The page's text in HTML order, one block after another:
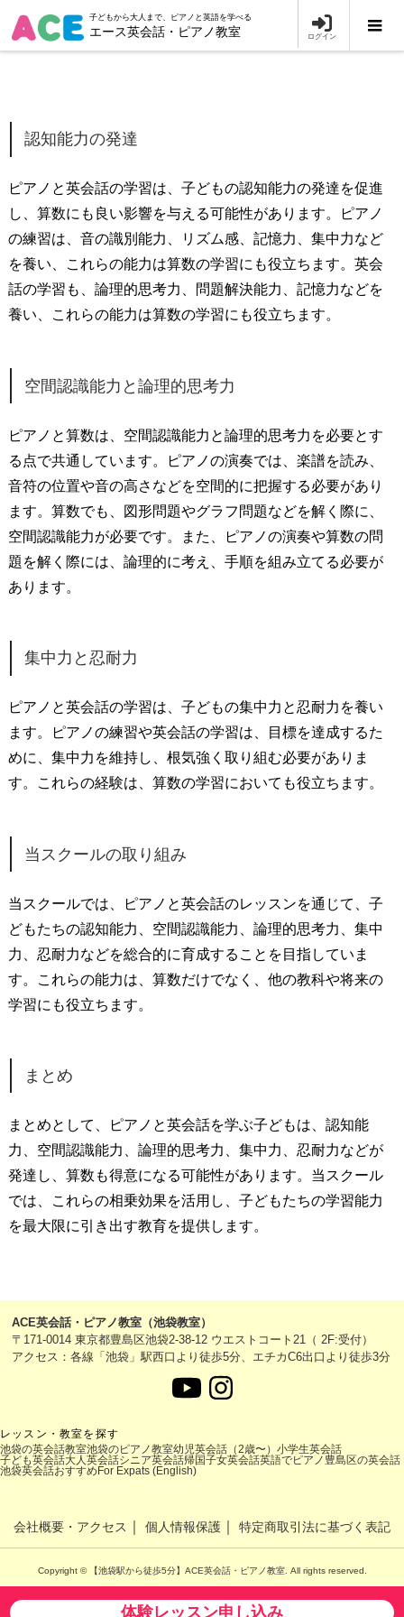
子どもから大人まで、ピアノと英語を学べる
エース英会話・ピアノ教室 ログイン
認知能力の発達
ピアノと英会話の学習は、子どもの認知能力の発達を促進
し、算数にも良い影響を与える可能性があります。ピアノ
の練習は、音の識別能力、リズム感、記憶力、集中力など
を養い、これらの能力は算数の学習にも役立ちます。英会
話の学習も、論理的思考力、問題解決能力、記憶力などを
養い、これらの能力は算数の学習にも役立ちます。
空間認識能力と論理的思考力
ピアノと算数は、空間認識能力と論理的思考力を必要とす
る点で共通しています。ピアノの演奏では、楽譜を読み、
音符の位置や音の高さなどを空間的に把握する必要があり
ます。算数でも、図形問題やグラフ問題などを解く際に、
空間認識能力が必要です。また、ピアノの演奏や算数の問
題を解く際には、論理的に考え、手順を組み立てる必要が
あります。
集中力と忍耐力
ピアノと英会話の学習は、子どもの集中力と忍耐力を養い
ます。ピアノの練習や英会話の学習は、目標を達成するた
めに、集中力を維持し、根気強く取り組む必要がありま
す。これらの経験は、算数の学習においても役立ちます。
当スクールの取り組み
当スクールでは、ピアノと英会話のレッスンを通じて、子
どもたちの認知能力、空間認識能力、論理的思考力、集中
力、忍耐力などを総合的に育成することを目指していま
す。これらの能力は、算数だけでなく、他の教科や将来の
学習にも役立ちます。
まとめ
まとめとして、ピアノと英会話を学ぶ子どもは、認知能
力、空間認識能力、論理的思考力、集中力、忍耐力などが
発達し、算数も得意になる可能性があります。当スクール
では、これらの相乗効果を活用し、子どもたちの学習能力
を最大限に引き出す教育を提供します。
ACE英会話・ピアノ教室（池袋教室）
〒171-0014 東京都豊島区池袋2-38-12 ウエストコート21（ 2F:受付）
アクセス：各線「池袋」駅西口より徒歩5分、エチカC6出口より徒歩3分
レッスン・教室を探す
池袋の英会話教室池袋のピアノ教室幼児英会話（2歳〜） 小学生英会話
子ども英会話大人英会話シニア英会話帰国子女英会話英語でピアノ 豊島区の英会話
池袋英会話おすすめFor Expats (English)
会社概要・アクセス 個人情報保護 特定商取引法に基づく表記
Copyright © 【池袋駅から徒歩5分】ACE英会話・ピアノ教室. All rights reserved.
体験レッスン申し込み